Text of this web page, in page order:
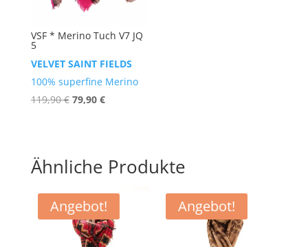
VSF * Merino Tuch V7 JQ
5
VELVET SAINT FIELDS
100% superfine Merino
119,90€ Ursprünglicher
79,90 €Aktueller
Ähnliche Produkte
Angebot! Angebot!